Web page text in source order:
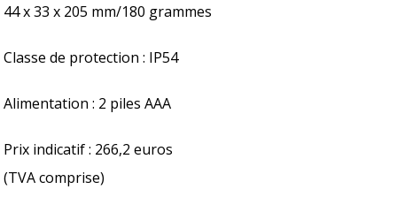
44 x 33 x 205 mm/180 grammes
Classe de protection : IP54
Alimentation : 2 piles AAA
Prix indicatif : 266,2 euros
(TVA comprise)